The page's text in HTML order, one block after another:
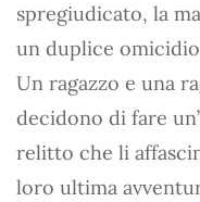
spregiudicato, la
un duplice
Un ragazzo e una
decidono di fare
relitto che li
loro ultima